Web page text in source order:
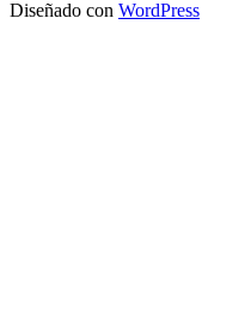
Diseñado con WordPress